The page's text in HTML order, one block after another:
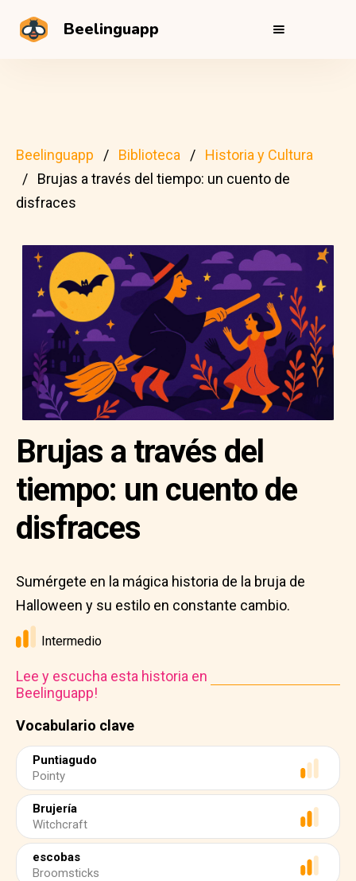
Beelinguapp
Beelinguapp Biblioteca
Historia y Cultura
Brujas a través del tiempo: un cuento de
disfraces
Vocabulario clave
Puntiagudo
Pointy
Brujería
Witchcraft
escobas
Broomsticks
Brujas a través del
tiempo: un cuento de
disfraces
Sumérgete en la mágica historia de la bruja de
Halloween y su estilo en constante cambio.
Intermedio
Lee y escucha esta historia en
Beelinguapp!